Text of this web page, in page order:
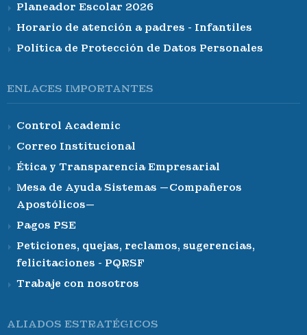
Planeador Escolar 2026
Horario de atención a padres - Infantiles
Política de Protección de Datos Personales
ENLACES IMPORTANTES
Control Academic
Correo Institucional
Ética y Transparencia Empresarial
Mesa de Ayuda Sistemas —Compañeros
Apostólicos—
Pagos PSE
Peticiones, quejas, reclamos, sugerencias,
felicitaciones - PQRSF
Trabaje con nosotros
ALIADOS ESTRATÉGICOS